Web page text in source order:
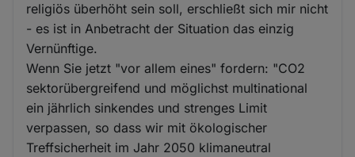
religiös überhöht sein soll, erschließt sich mir nicht
- es ist in Anbetracht der Situation das einzig
Vernünftige.
Wenn Sie jetzt "vor allem eines" fordern: "CO2
sektorübergreifend und möglichst multinational
ein jährlich sinkendes und strenges Limit
verpassen, so dass wir mit ökologischer
Treffsicherheit im Jahr 2050 klimaneutral